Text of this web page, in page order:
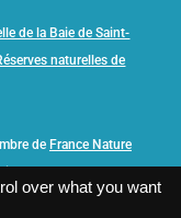
de la Baie de Saint-
naturelles de
de France Nature
over what you want